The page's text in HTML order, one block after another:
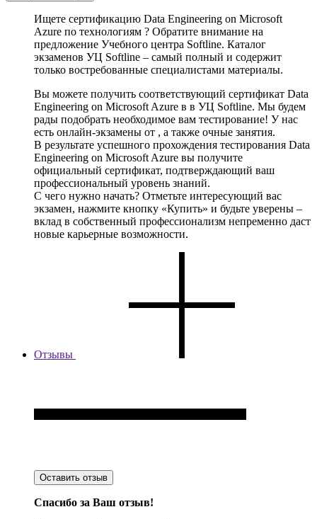
Ищете сертификацию Data Engineering on Microsoft
Azure по технологиям ? Обратите внимание на
предложение Учебного центра Softline. Каталог
экзаменов УЦ Softline – самый полный и содержит
только востребованные специалистами материалы.
Вы можете получить соответствующий сертификат Data
Engineering on Microsoft Azure в в УЦ Softline. Мы будем
рады подобрать необходимое вам тестирование! У нас
есть онлайн-экзамены от , а также очные занятия.
В результате успешного прохождения тестирования Data
Engineering on Microsoft Azure вы получите
официальный сертификат, подтверждающий ваш
профессиональный уровень знаний.
С чего нужно начать? Отметьте интересующий вас
экзамен, нажмите кнопку «Купить» и будьте уверены –
вклад в собственный профессионализм непременно даст
новые карьерные возможности.
Отзывы
Оставить отзыв
Спасибо за Ваш отзыв!